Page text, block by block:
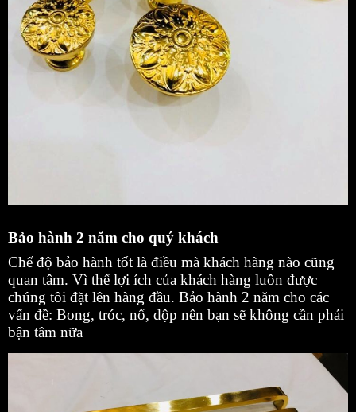
Bảo hành 2 năm cho quý khách
Chế độ bảo hành tốt là điều mà khách hàng nào cũng
quan tâm. Vì thế lợi ích của khách hàng luôn được
chúng tôi đặt lên hàng đầu. Bảo hành 2 năm cho các
vấn đề: Bong, tróc, nổ, dộp nên bạn sẽ không cần phải
bận tâm nữa